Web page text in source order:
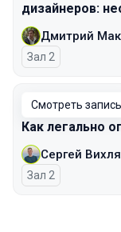
дизайнеров:
Дмитрий
Зал 2
Смотреть запись
Как легально
Сергей
Зал 2